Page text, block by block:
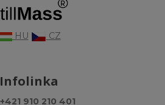
HU CZ
Infolinka
+421 910 210 401